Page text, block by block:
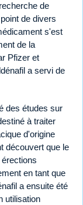
de
de divers
s'est
de la
Pfizer et
a servi de
des études sur
à traiter
d'origine
découvert que le
en tant que
a ensuite été
utilisation